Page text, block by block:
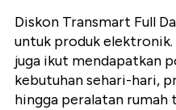
Diskon Transmart Full
untuk produk
juga ikut mendapatkan
kebutuhan sehari-hari,
hingga peralatan rumah